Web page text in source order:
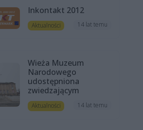
Inkontakt 2012
Aktualności 14 lat temu
Wieża Muzeum
Narodowego
udostępniona
zwiedzającym
Aktualności 14 lat temu